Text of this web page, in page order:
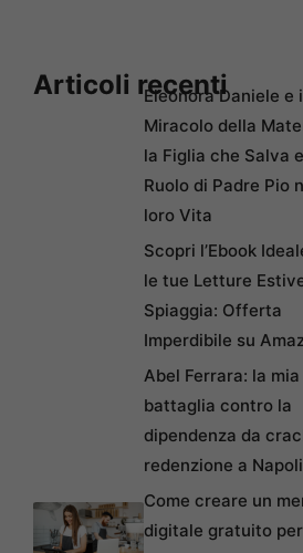
Articoli recenti
Eleonora Daniele e
Miracolo della
la Figlia che Salva
Ruolo di Padre Pio
loro Vita
Scopri l’Ebook
le tue Letture
Spiaggia: Offerta
Imperdibile su
Abel Ferrara: la mia
battaglia contro la
dipendenza da
redenzione a Napoli
Come creare un
digitale gratuito